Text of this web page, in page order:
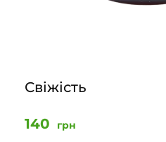
Свіжість
140 грн